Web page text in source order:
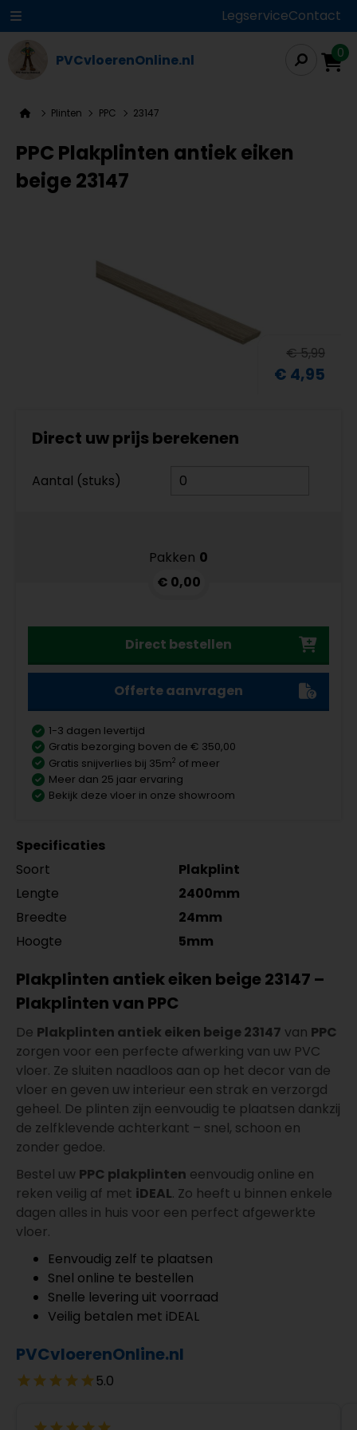
LegserviceContact
PVCvloerenOnline.nl 0
Plinten PPC 23147
PPC Plakplinten antiek eiken
beige 23147
€ 5,99
€ 4,95
Direct uw prijs berekenen
Aantal (stuks)
Pakken 0
€ 0,00
Direct bestellen
Offerte aanvragen
1-3 dagen levertijd
Gratis bezorging boven de € 350,00
Gratis snijverlies bij 35m2 of meer
Meer dan 25 jaar ervaring
Bekijk deze vloer in onze showroom
Specificaties
Soort
Plakplint
Lengte
2400mm
Breedte
24mm
Hoogte
5mm
Plakplinten antiek eiken beige 23147 –
Plakplinten van PPC
De Plakplinten antiek eiken beige 23147 van PPC
zorgen voor een perfecte afwerking van uw PVC
vloer. Ze sluiten naadloos aan op het decor van de
vloer en geven uw interieur een strak en verzorgd
geheel. De plinten zijn eenvoudig te plaatsen dankzij
de zelfklevende achterkant – snel, schoon en
zonder gedoe.
Bestel uw PPC plakplinten eenvoudig online en
reken veilig af met iDEAL. Zo heeft u binnen enkele
dagen alles in huis voor een perfect afgewerkte
vloer.
Eenvoudig zelf te plaatsen
Snel online te bestellen
Snelle levering uit voorraad
Veilig betalen met iDEAL
PVCvloerenOnline.nl
5.0